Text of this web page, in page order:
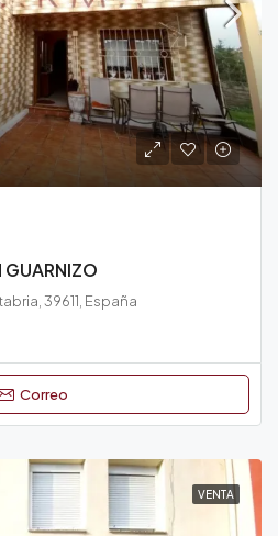
GUARNIZO
39611, España
Correo
VENTA